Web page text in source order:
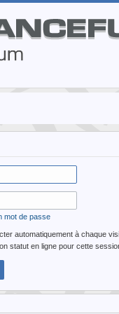
mot de passe
automatiquement à chaque
statut en ligne pour cette